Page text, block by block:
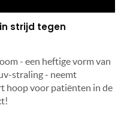
strijd tegen
- een heftige vorm van
straling - neemt
hoop voor patiënten in de